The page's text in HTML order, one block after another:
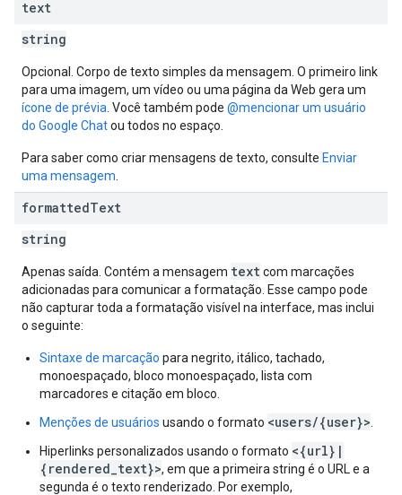
text
string
Opcional. Corpo de texto simples da mensagem. O primeiro link
para uma imagem, um vídeo ou uma página da Web gera um
ícone de prévia . Você também pode @mencionar um usuário
do Google Chatou todos no espaço.
Para saber como criar mensagens de texto, consulte Enviar
uma mensagem
formattedText
string
Apenas saída. Contém a mensagem textcom marcações
adicionadas para comunicar a formatação. Esse campo pode
não capturar toda a formatação visível na interface, mas inclui
o seguinte:
Sintaxe de marcação para negrito, itálico, tachado,
monoespaçado, bloco monoespaçado, lista com
marcadores e citação em bloco.
Menções de usuários usando o formato <users/{user}>
Hiperlinks personalizados usando o formato <{url}|
{rendered_text}>, em que a primeira string é o URL e a
segunda é o texto renderizado. Por exemplo,